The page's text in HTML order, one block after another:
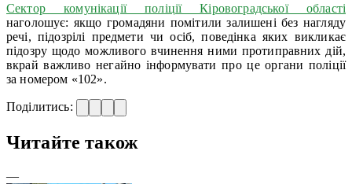
Сектор комунікації поліції Кіровоградської області
наголошує: якщо громадяни помітили залишені без нагляду
речі, підозрілі предмети чи осіб, поведінка яких викликає
підозру щодо можливого вчинення ними протиправних дій,
вкрай важливо негайно інформувати про це органи поліції
за номером «102».
Поділитись:
Читайте також
—